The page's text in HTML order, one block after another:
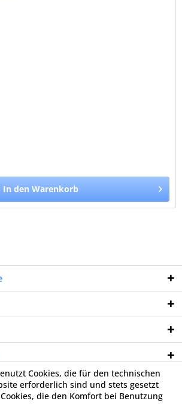
In den Warenkorb
Cookies, die für den technischen
erforderlich sind und stets gesetzt
die den Komfort bei Benutzung